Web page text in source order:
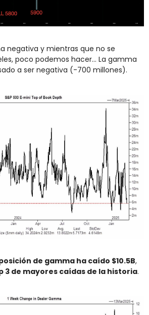
negativa y mientras que no se
poco podemos hacer... La gamma
a ser negativa (-700 millones).
de gamma ha caído $10.5B,
3 de mayores caídas de la historia.